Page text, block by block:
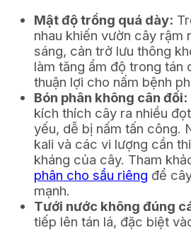
Mật độ trồng quá dày:
nhau khiến vườn cây rậm
sáng, cản trở lưu thông
làm tăng ẩm độ trong tán
thuận lợi cho nấm bệnh
Bón phân không cân đối:
kích thích cây ra nhiều
yếu, dễ bị nấm tấn công.
kali và các vi lượng cần
kháng của cây. Tham
phân cho sầu riêng để
mạnh.
Tưới nước không đúng
tiếp lên tán lá, đặc biệt